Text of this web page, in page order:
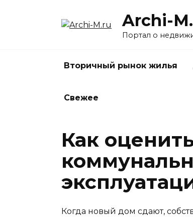
Archi-
Портал о
Вторичный рынок жилья
Свежее
Как
Когда новый дом сдают,